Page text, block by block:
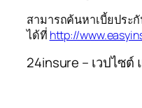
สามารถค้นหาเบี้ยปร
ได้ที่ http://
24insure – เวปไซ